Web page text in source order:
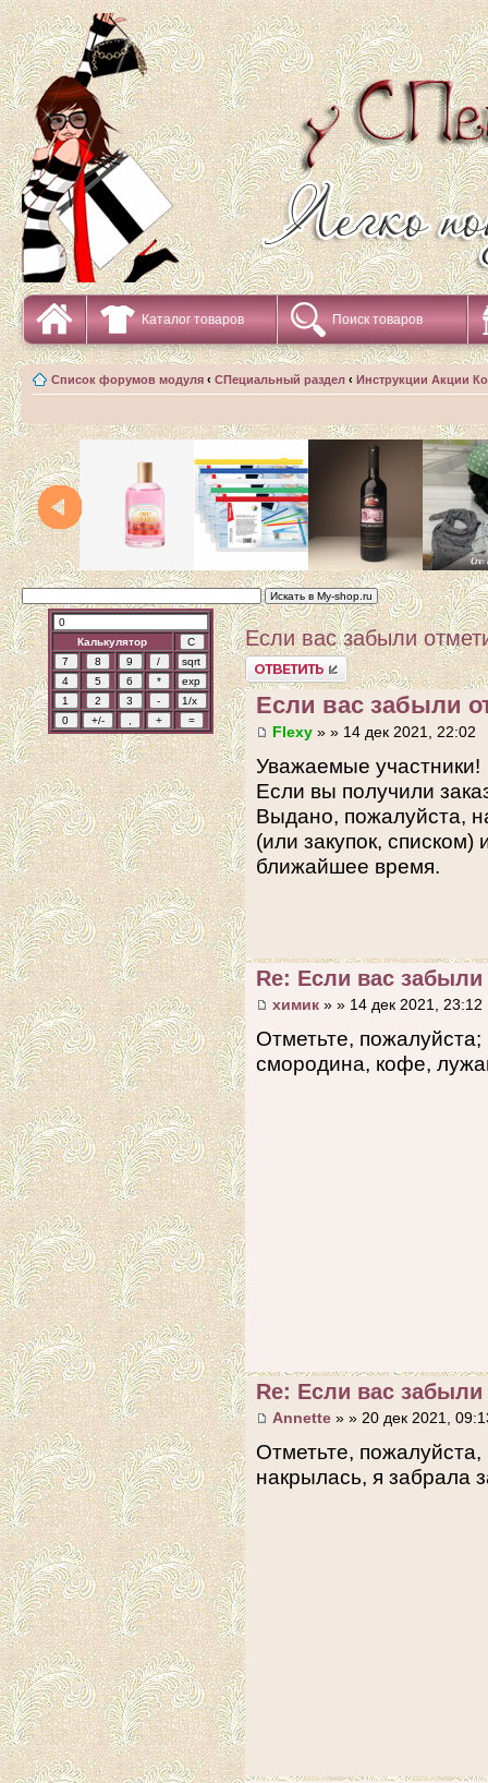
Каталог товаров Поиск товаров
Список форумов модуля ‹ СПециальный раздел ‹ Инструкции Акции
Калькулятор Если вас забыли
Ответить
Если вас забыли
Flexy » » 14 дек 2021, 22:02
Уважаемые участники!
Если вы получили
Выдано, пожалуйста,
(или закупок,
ближайшее время.
Re: Если вас забыли
химик » » 14 дек 2021, 23:12
Отметьте, пожалуйста;
смородина, кофе,
Re: Если вас забыли
Annette » » 20 дек 2021,
Отметьте,
накрылась, я забрала